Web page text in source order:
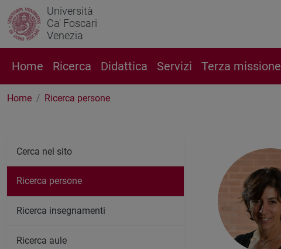
Università
Ca' Foscari
Venezia
Home Ricerca Didattica Servizi Terza missione
Home Ricerca persone
Cerca nel sito
Ricerca persone
Ricerca insegnamenti
Ricerca aule